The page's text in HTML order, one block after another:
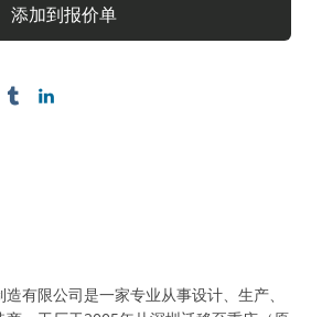
添加到报价单
有限公司是一家专业从事设计、生产、